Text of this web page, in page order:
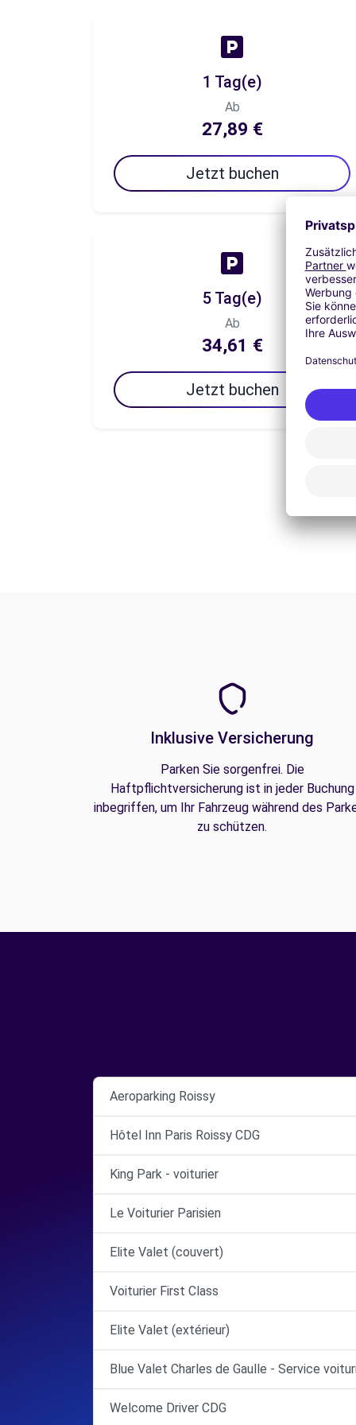
1 Tag(e)
Ab
27,89 €
Jetzt buchen
5 Tag(e)
Ab
34,61 €
Jetzt buchen
Inklusive Versicherung
Parken Sie sorgenfrei. Die
Haftpflichtversicherung ist in jeder Buchung
inbegriffen, um Ihr Fahrzeug während des
zu schützen.
Aeroparking Roissy
Hôtel Inn Paris Roissy CDG
King Park - voiturier
Le Voiturier Parisien
Elite Valet (couvert)
Voiturier First Class
Elite Valet (extérieur)
Blue Valet Charles de Gaulle - Service
Welcome Driver CDG